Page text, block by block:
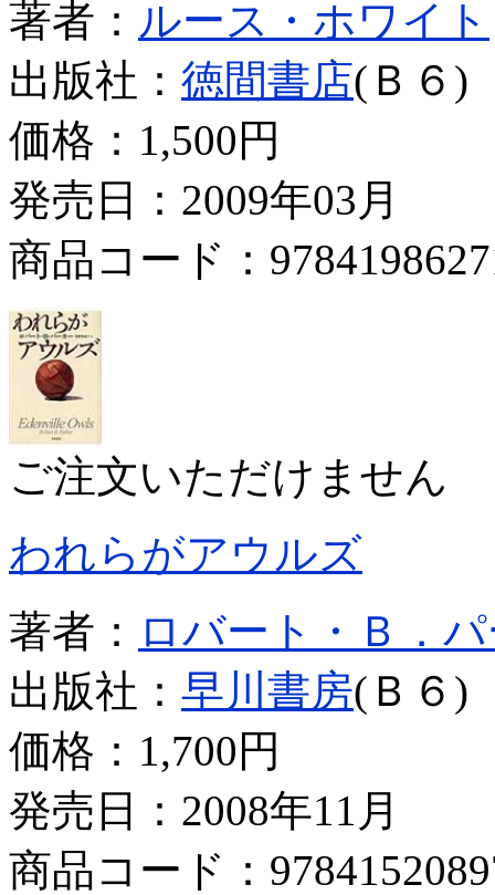
著者： ルース・ホワイト
出版社： 徳間書店(Ｂ６)
価格： 1,500円
発売日：2009年03月
商品コード：
ご注文いただけません
われらがアウルズ
著者： ロバート・Ｂ．
出版社： 早川書房(Ｂ６)
価格： 1,700円
発売日：2008年11月
商品コード：